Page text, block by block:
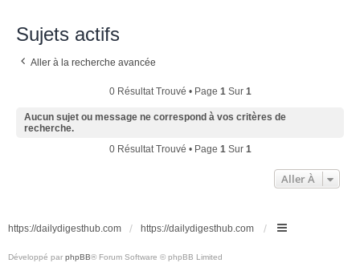
Sujets actifs
Aller à la recherche avancée
0 Résultat Trouvé • Page 1Sur 1
Aucun sujet ou message ne correspond à vos critères de
recherche.
0 Résultat Trouvé • Page 1Sur 1
Aller À
https://dailydigesthub.com https://dailydigesthub.com
Développé par phpBB® Forum Software © phpBB Limited